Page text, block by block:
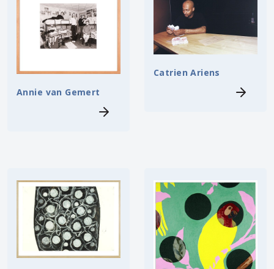
Annie van Gemert
Catrien Ariens